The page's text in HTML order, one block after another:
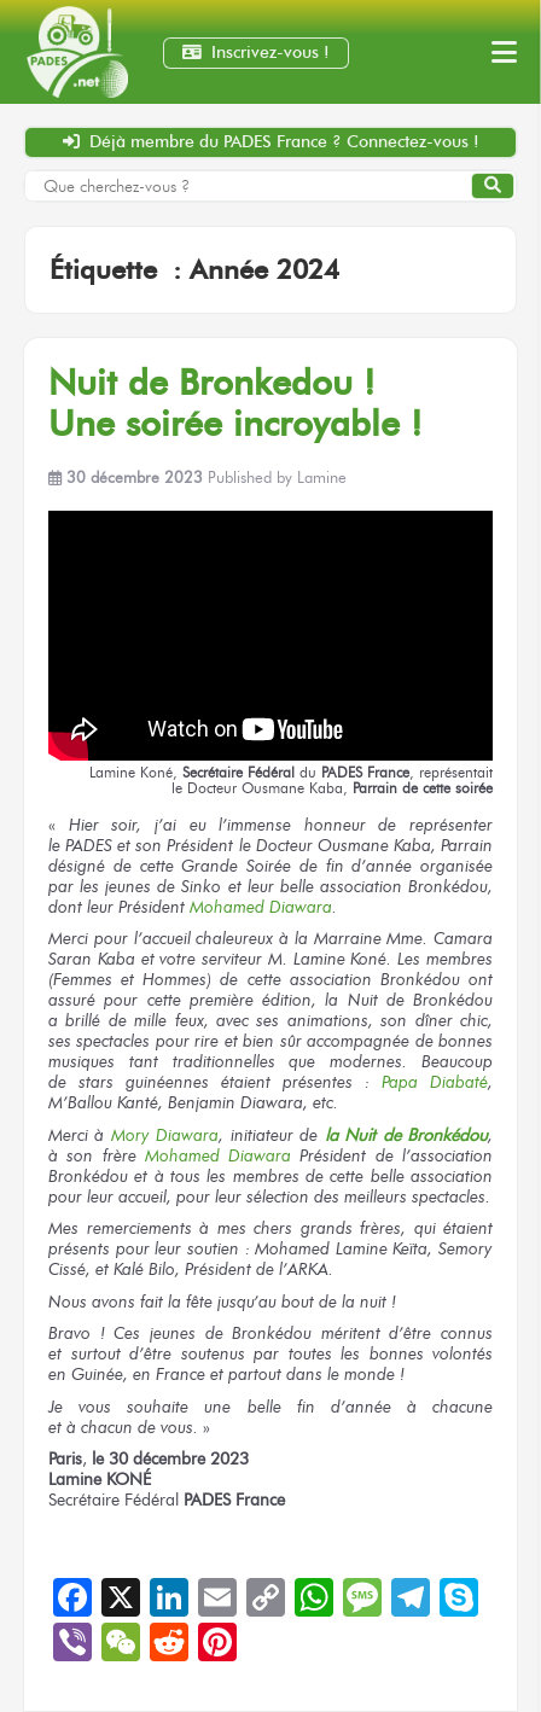
Inscrivez-vous !
Déjà membre du PADES France ? Connectez-vous !
Étiquette :Année 2024
Nuit de Bronkedou !
Une soirée incroyable !
30 décembre 2023 Published by Lamine
Lamine Koné, Secrétaire Fédéral du PADES France, représentait
le Docteur Ousmane Kaba, Parrain de cette soirée
« Hier soir, j’ai eul’immense honneurde représenter
le PADES et son Président le DocteurOusmane Kaba, Parrain
désigné de cette Grande Soirée de fin d’année organisée
par les jeunes de Sinko et leur belleassociation Bronkédou,
dont leur Président Mohamed Diawara.
Merci pour l’accueilchaleureux à la Marraine Mme. Camara
Saran Kaba et votre serviteur M. LamineKoné.Les membres
(Femmeset Hommes) de cette association Bronkédou ont
assurépour cette premièreédition,la Nuit de Bronkédou
a brillé de mille feux,avec ses animations, son dînerchic,
ses spectacles pour rire et bien sûraccompagnée de bonnes
musiques tant traditionnelles que modernes.
Beaucoup
de stars guinéennes étaient présentes : Papa Diabaté,
M’Ballou Kanté, Benjamin Diawara, etc.
Mercià MoryDiawara, initiateurde la Nuit de Bronkédou,
à son frère Mohamed Diawara Président de l’association
Bronkédouet à tous les membres de cette belleassociation
pour leur accueil, pour leur sélection des meilleurs spectacles.
Mes remerciements à mes chers grands frères, qui étaient
présents pour leur soutien : Mohamed Lamine Keïta, Semory
Cissé, et Kalé Bilo, Président de l’ARKA.
Nous avons fait la fête jusqu’au bout de la nuit !
Bravo ! Ces jeunes de Bronkédou méritent d’être connus
et surtoutd’être soutenus par toutes les bonnes volontés
en Guinée, en France et partout dans le monde !
Je vous souhaite
une bellefin d’année à chacune
et à chacun de vous. »
Paris, le 30 décembre 2023
Lamine KONÉ
Secrétaire Fédéral PADES France
Facebook
X LinkedIn
EmailCopyWhatsApp
Message
ViberWeChat
Reddit